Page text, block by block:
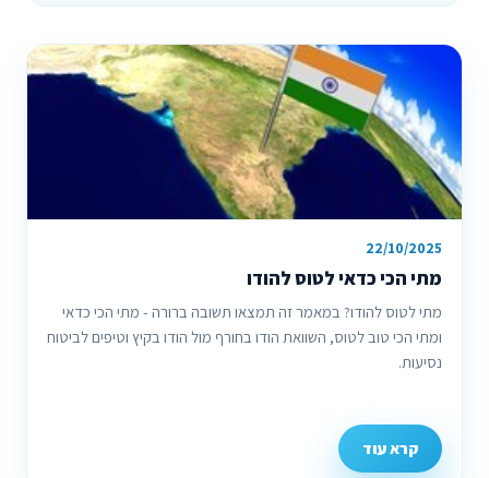
22/10/2025
מתי הכי כדאי לטוס להודו
מתי לטוס להודו? במאמר זה תמצאו תשובה ברורה - מתי הכי כדאי
ומתי הכי טוב לטוס, השוואת הודו בחורף מול הודו בקיץ וטיפים לביטוח
נסיעות.
קרא עוד